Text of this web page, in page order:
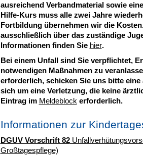
ausreichend Verbandmaterial sowie
Hilfe-Kurs muss alle zwei Jahre
Fortbildung übernehmen wir die
ausschließlich über das zuständige
Informationen finden Sie hier.
Bei einem Unfall sind Sie verpflichtet,
notwendigen Maßnahmen zu
erforderlich, schicken Sie uns bitte eine
sich um eine Verletzung, die keine
Eintrag im Meldeblock erforderlich.
Informationen zur
DGUV Vorschrift 82
Großtagespflege)